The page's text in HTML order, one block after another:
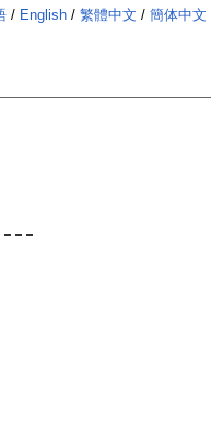
English 繁體中文 簡体中文